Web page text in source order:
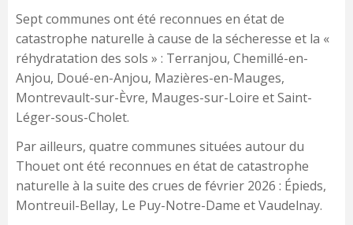
Sept communes ont été reconnues en état de
catastrophe naturelle à cause de la sécheresse et la «
réhydratation des sols » : Terranjou, Chemillé-en-
Anjou, Doué-en-Anjou, Mazières-en-Mauges,
Montrevault-sur-Èvre, Mauges-sur-Loire et Saint-
Léger-sous-Cholet.
Par ailleurs, quatre communes situées autour du
Thouet ont été reconnues en état de catastrophe
naturelle à la suite des crues de février 2026 : Épieds,
Montreuil-Bellay, Le Puy-Notre-Dame et Vaudelnay.